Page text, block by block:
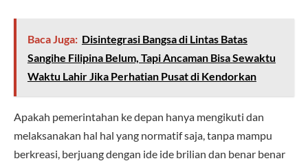
Baca Juga: Disintegrasi Bangsa di Lintas Batas
Sangihe Filipina Belum, Tapi Ancaman Bisa Sewaktu
Waktu Lahir Jika Perhatian Pusat di Kendorkan
Apakah pemerintahan ke depan hanya mengikuti dan
melaksanakan hal hal yang normatif saja, tanpa mampu
berkreasi, berjuang dengan ide ide brilian dan benar benar